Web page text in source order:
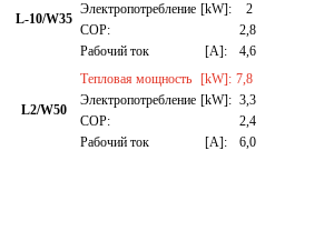
L-10/W35
Электропотребление [kW]:
2
СОР:
2,8
Рабочий ток
[A]: 4,6
L2/W50
Тепловая мощность [kW]: 7,8
Электропотребление [kW]: 3,3
СОР:
2,4
Рабочий ток
[A]: 6,0